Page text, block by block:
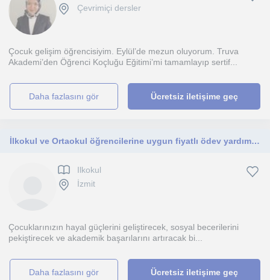
Çevrimiçi dersler
Çocuk gelişim öğrencisiyim. Eylül’de mezun oluyorum. Truva
Akademi’den Öğrenci Koçluğu Eğitimi’mi tamamlayıp sertif...
daha fazlasını gör Ücretsiz iletişime geç
İlkokul ve Ortaokul öğrencilerine uygun fiyatlı ödev yardımı öğretmenliği yapıyorum
Ilkokul
İzmit
Çocuklarınızın hayal güçlerini geliştirecek, sosyal becerilerini
pekiştirecek ve akademik başarılarını artıracak bi...
daha fazlasını gör Ücretsiz iletişime geç